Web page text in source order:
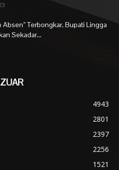
Absen” Terbongkar, Bupati Lingga
Sekadar...
4943
2801
2397
2256
1521